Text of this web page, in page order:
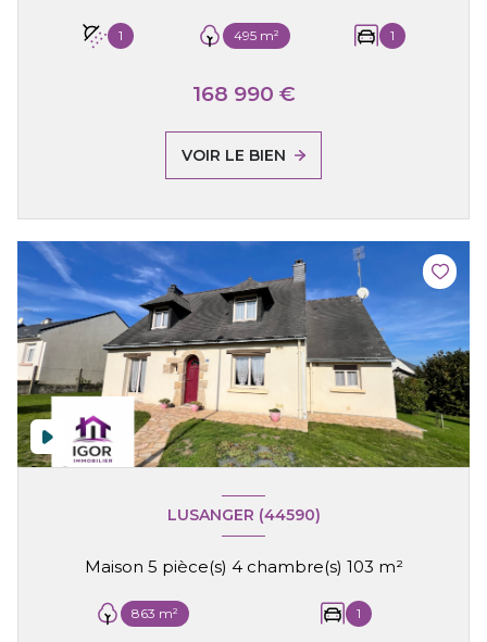
1 495 m² 1
168 990 €
VOIR LE BIEN
LUSANGER (44590)
Maison 5 pièce(s) 4 chambre(s) 103 m²
863 m² 1